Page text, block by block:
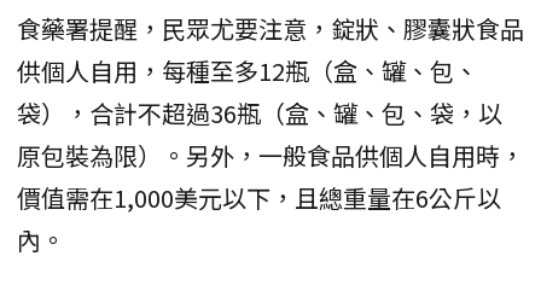
食藥署提醒，民眾尤要注意，錠狀、膠囊狀食品
供個人自用，每種至多12瓶（盒、罐、包、
袋），合計不超過36瓶（盒、罐、包、袋，以
原包裝為限）。另外，一般食品供個人自用時，
價值需在1,000美元以下，且總重量在6公斤以
內。